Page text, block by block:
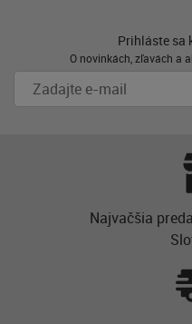
Prihláste sa
O novinkách, zľavách a
Najvačšia